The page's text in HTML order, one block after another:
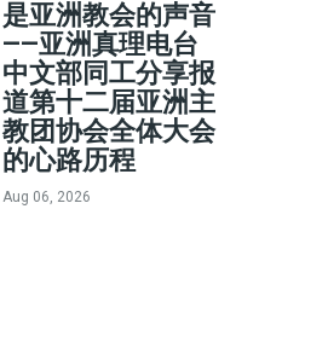
是亚洲教会的声音
——亚洲真理电台
中文部同工分享报
道第十二届亚洲主
教团协会全体大会
的心路历程
Aug 06, 2026